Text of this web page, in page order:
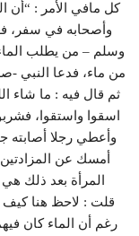
كل مافي الأمر : “أن
وأصحابه في سفر،
وسلم – من يطلب
من ماء، فدعا النبي -
ثم قال فيه : ما شاء
اسقوا واستقوا،
وأعطي رجلا أصابته
المرأة بعد ذلك
قلت : لاحظ هنا كيف
رغم أن الماء كان